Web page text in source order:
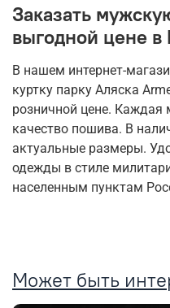
Заказать
выгодной цене
В нашем интернет-
куртку парку Аляска
розничной цене. Каждая
качество пошива. В
актуальные размеры.
одежды в стиле
населенным пунктам
Может быть